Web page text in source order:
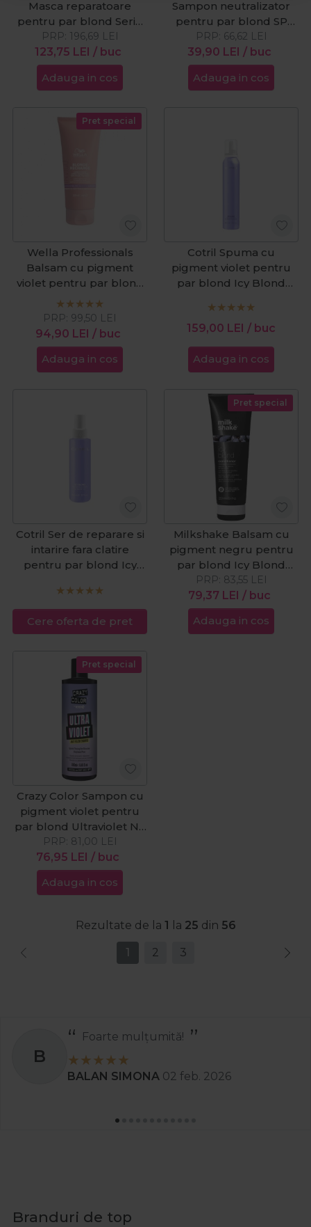
Masca reparatoare
pentru par blond Serie
Expert Blondifier 500ml
123,75 LEI / buc
PRP: 196,69 LEI
Adauga in cos
Sampon neutralizator
pentru par blond SP
Silver Blond 250ml
39,90 LEI / buc
PRP: 66,62 LEI
Adauga in cos
Pret special
Wella Professionals
Balsam cu pigment
violet pentru par blond
Invigo Blonde Recharge
200ml
94,90 LEI / buc
PRP: 99,50 LEI
Adauga in cos
Cotril Spuma cu
pigment violet pentru
par blond Icy Blond
159,00 LEI / buc
Adauga in cos
Cotril Ser de reparare si
intarire fara clatire
pentru par blond Icy
Serum 150ml
Cere oferta de pret
Pret special
Milkshake Balsam cu
pigment negru pentru
par blond Icy Blond
250ml
79,37 LEI / buc
PRP: 83,55 LEI
Adauga in cos
Pret special
Crazy Color Sampon cu
pigment violet pentru
par blond Ultraviolet No
Yellow 250ml
76,95 LEI / buc
PRP: 81,00 LEI
Adauga in cos
Rezultate de la 1 la 25 din 56
1 2 3
S
Recomand
Stanciu Aura Andreea 02 apr. 2025
Branduri de top